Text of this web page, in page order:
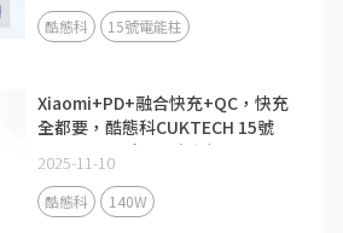
酷態科 15號電能柱
Xiaomi+PD+融合快充+QC，快充
全都要，酷態科CUKTECH 15號
140W 3C1A充電器評測
2025-11-10
酷態科 140W